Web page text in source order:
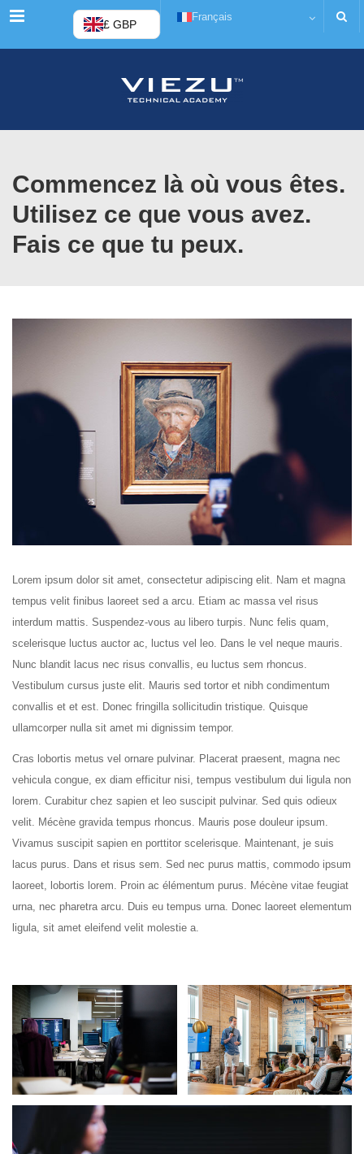
Menu £ GBP
Français
Commencez là où vous êtes.
Utilisez ce que vous avez.
Fais ce que tu peux.
Lorem ipsum dolor sit amet, consectetur adipiscing elit. Nam et magna
tempus velit finibus laoreet sed a arcu. Etiam ac massa vel risus
interdum mattis. Suspendez-vous au libero turpis. Nunc felis quam,
scelerisque luctus auctor ac, luctus vel leo. Dans le vel neque mauris.
Nunc blandit lacus nec risus convallis, eu luctus sem rhoncus.
Vestibulum cursus juste elit. Mauris sed tortor et nibh condimentum
convallis et et est. Donec fringilla sollicitudin tristique. Quisque
ullamcorper nulla sit amet mi dignissim tempor.
Cras lobortis metus vel ornare pulvinar. Placerat praesent, magna nec
vehicula congue, ex diam efficitur nisi, tempus vestibulum dui ligula non
lorem. Curabitur chez sapien et leo suscipit pulvinar. Sed quis odieux
velit. Mécène gravida tempus rhoncus. Mauris pose douleur ipsum.
Vivamus suscipit sapien en porttitor scelerisque. Maintenant, je suis
lacus purus. Dans et risus sem. Sed nec purus mattis, commodo ipsum
laoreet, lobortis lorem. Proin ac élémentum purus. Mécène vitae feugiat
urna, nec pharetra arcu. Duis eu tempus urna. Donec laoreet elementum
ligula, sit amet eleifend velit molestie a.